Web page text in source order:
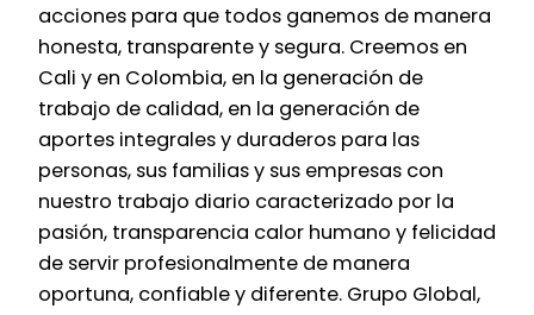
acciones para que todos ganemos de manera
honesta, transparente y segura. Creemos en
Cali y en Colombia, en la generación de
trabajo de calidad, en la generación de
aportes integrales y duraderos para las
personas, sus familias y sus empresas con
nuestro trabajo diario caracterizado por la
pasión, transparencia calor humano y felicidad
de servir profesionalmente de manera
oportuna, confiable y diferente. Grupo Global,